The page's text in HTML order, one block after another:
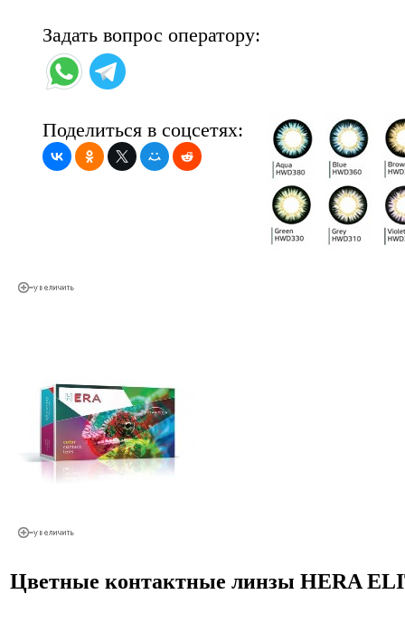
Задать вопрос оператору:
Поделиться в соцсетях:
Цветные контактные линзы HERA